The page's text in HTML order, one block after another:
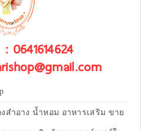
0641614624
สำอาง น้ำหอม อาหารเสริม ขาย